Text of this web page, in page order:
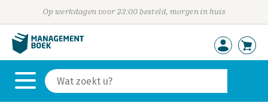
Op werkdagen voor 23:00 besteld, morgen in huis